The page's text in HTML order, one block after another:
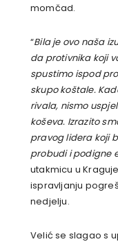
momčad.
“Bila je ovo naša
da protivnika koji
spustimo ispod
skupo koštale.
rivala, nismo
koševa. Izrazito
pravog lidera koji
probudi i podigne
utakmicu u
ispravljanju
nedjelju.
Velić se slagao s